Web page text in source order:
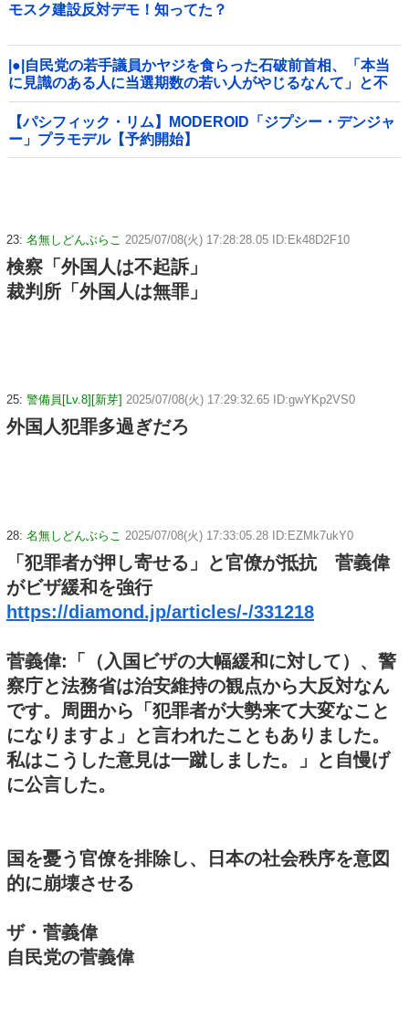
モスク建設反対デモ！知ってた？
|●|自民党の若手議員かヤジを食らった石破前首相、「本当
に見識のある人に当選期数の若い人がやじるなんて」と不
満たらたらな様子を見せて……
【パシフィック・リム】MODEROID「ジプシー・デンジャ
ー」プラモデル【予約開始】
23: 名無しどんぶらこ 2025/07/08(火) 17:28:28.05 ID:Ek48D2F10
検察「外国人は不起訴」
裁判所「外国人は無罪」
25: 警備員[Lv.8][新芽] 2025/07/08(火) 17:29:32.65 ID:gwYKp2VS0
外国人犯罪多過ぎだろ
28: 名無しどんぶらこ 2025/07/08(火) 17:33:05.28 ID:EZMk7ukY0
「犯罪者が押し寄せる」と官僚が抵抗 菅義偉
がビザ緩和を強行
https://diamond.jp/articles/-/331218
菅義偉:「（入国ビザの大幅緩和に対して）、警
察庁と法務省は治安維持の観点から大反対なん
です。周囲から「犯罪者が大勢来て大変なこと
になりますよ」と言われたこともありました。
私はこうした意見は一蹴しました。」と自慢げ
に公言した。
国を憂う官僚を排除し、日本の社会秩序を意図
的に崩壊させる
ザ・菅義偉
自民党の菅義偉